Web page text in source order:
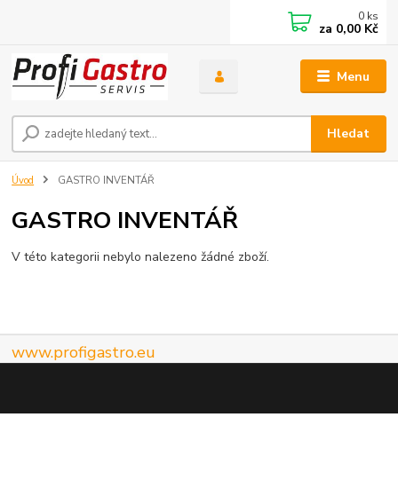
Menu
Hledat
0 ks
za 0,00 Kč
Úvod GASTRO INVENTÁŘ
GASTRO INVENTÁŘ
V této kategorii nebylo nalezeno žádné zboží.
www.profigastro.eu